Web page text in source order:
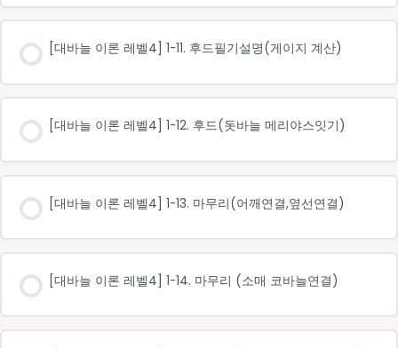
[대바늘 이론 레벨4] 1-11. 후드필기설명(게이지 계산)
[대바늘 이론 레벨4] 1-12. 후드(돗바늘 메리야스잇기)
[대바늘 이론 레벨4] 1-13. 마무리(어깨연결,옆선연결)
[대바늘 이론 레벨4] 1-14. 마무리 (소매 코바늘연결)